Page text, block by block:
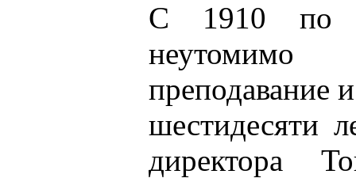
С 1910 по
преподавание
шестидесяти
директора